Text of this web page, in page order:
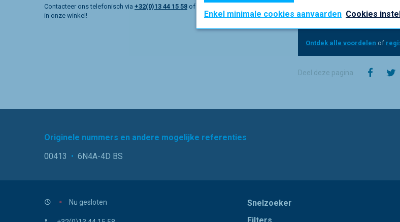
Contacteer ons telefonisch via +32(0)13 44 15 58 of kom langs
in onze winkel!
UW prijs zien, online bestellen
herhalingsbestellingen te
Ontdek alle voordelen of
Deel deze pagina op
Originele nummers en andere mogelijke referenties
00413 • 6N4A-4D BS
Nu gesloten
Snelzoeker
Filters
Enkel minimale cookies aanvaarden Cookies